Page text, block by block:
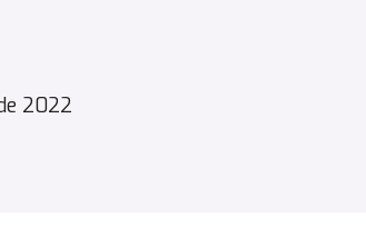
2022